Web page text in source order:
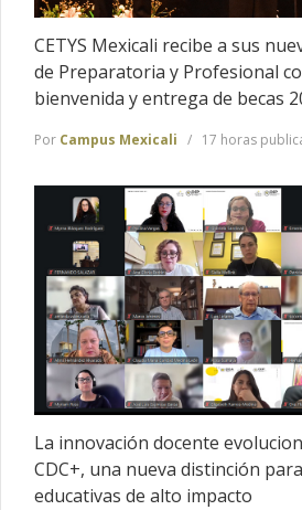
CETYS Mexicali recibe a sus
de Preparatoria y Profesional
bienvenida y entrega de becas
Por Campus Mexicali 17 horas
La innovación docente
CDC+, una nueva distinción
educativas de alto impacto